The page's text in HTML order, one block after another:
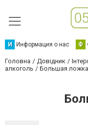
И Информация о нас Ф
Головна Довідник
алкоголь
Большая ложка